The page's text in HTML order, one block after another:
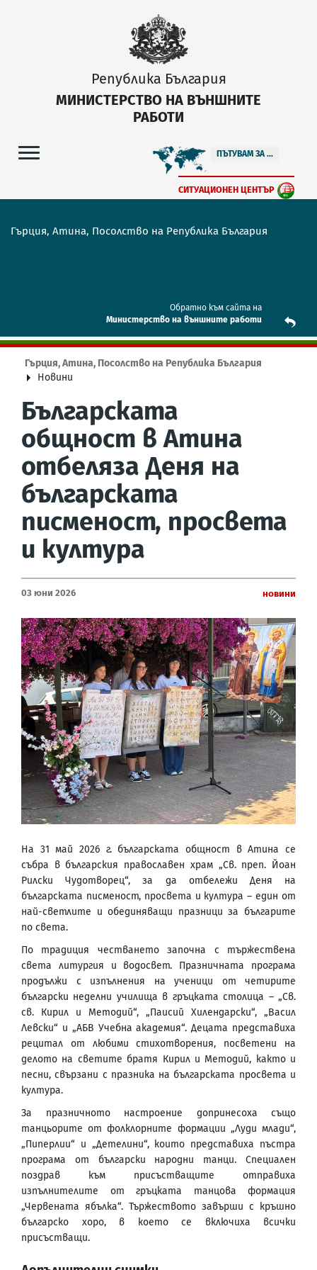
Република България
МИНИСТЕРСТВО НА ВЪНШНИТЕ
РАБОТИ
ПЪТУВАМ ЗА ...
СИТУАЦИОНЕН ЦЕНТЪР
Гърция, Атина, Посолство на Република България
Обратно към сайта на
Mинистерство на външните работи
Гърция, Атина, Посолство на Република България
Новини
Българската
общност в Атина
отбеляза Деня на
българската
писменост, просвета
и култура
03 Юни 2026 Новини
На 31 май 2026 г. българската общност в Атина се
събра в българския православен храм „Св. преп. Йоан
Рилски Чудотворец“, за да отбележи Деня на
българската писменост, просвета и култура – един от
най-светлите и обединяващи празници за българите
по света.
По традиция честването започна с тържествена
света литургия и водосвет. Празничната програма
продължи с изпълнения на ученици от четирите
български неделни училища в гръцката столица – „Св.
св. Кирил и Методий“, „Паисий Хилендарски“, „Васил
Левски“ и „АБВ Учебна академия“. Децата представиха
рецитал от любими стихотворения, посветени на
делото на светите братя Кирил и Методий, както и
песни, свързани с празника на българската просвета и
култура.
За празничното настроение допринесоха също
танцьорите от фолклорните формации „Луди млади“,
„Пиперлии“ и „Детелини“, които представиха пъстра
програма от български народни танци. Специален
поздрав към присъстващите отправиха
изпълнителите от гръцката танцова формация
„Червената ябълка“. Тържеството завърши с кръшно
българско хоро, в което се включиха всички
присъстващи.